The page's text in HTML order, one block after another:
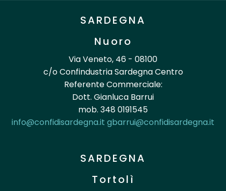
SARDEGNA
Nuoro
Via Veneto, 46 - 08100
c/o Confindustria Sardegna Centro
Referente Commerciale:
Dott. Gianluca Barrui
mob. 348 0191545
info@confidisardegna.it gbarrui@confidisardegna.it
SARDEGNA
Tortolì